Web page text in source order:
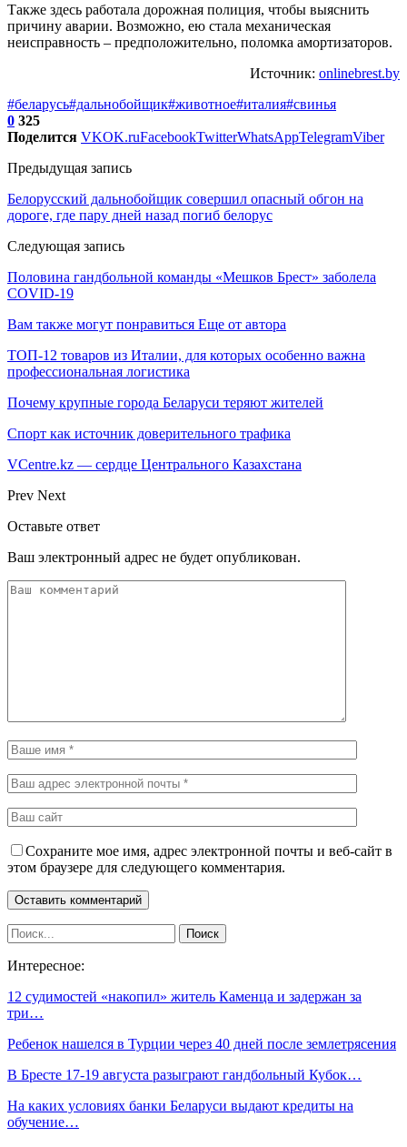
Также здесь работала дорожная полиция, чтобы выяснить
причину аварии. Возможно, ею стала механическая
неисправность – предположительно, поломка амортизаторов.
Источник: onlinebrest.by
#беларусь#дальнобойщик#животное#италия#свинья
0 325
Поделится VKOK.ruFacebookTwitterWhatsAppTelegramViber
Предыдущая запись
Белорусский дальнобойщик совершил опасный обгон на
дороге, где пару дней назад погиб белорус
Следующая запись
Половина гандбольной команды «Мешков Брест» заболела
COVID-19
Вам также могут понравиться Еще от автора
ТОП-12 товаров из Италии, для которых особенно важна
профессиональная логистика
Почему крупные города Беларуси теряют жителей
Спорт как источник доверительного трафика
VCentre.kz — сердце Центрального Казахстана
Prev Next
Оставьте ответ
Ваш электронный адрес не будет опубликован.
Сохраните мое имя, адрес электронной почты и веб-сайт в
этом браузере для следующего комментария.
Интересное:
12 судимостей «накопил» житель Каменца и задержан за
три…
Ребенок нашелся в Турции через 40 дней после землетрясения
В Бресте 17-19 августа разыграют гандбольный Кубок…
На каких условиях банки Беларуси выдают кредиты на
обучение…